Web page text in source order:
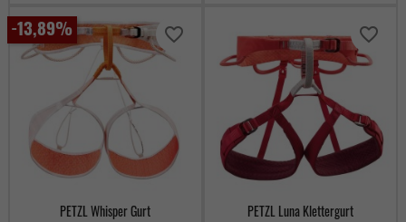
PETZL Whisper Gurt
-13,89% favorite_border
PETZL Luna Klettergurt
favorite_border